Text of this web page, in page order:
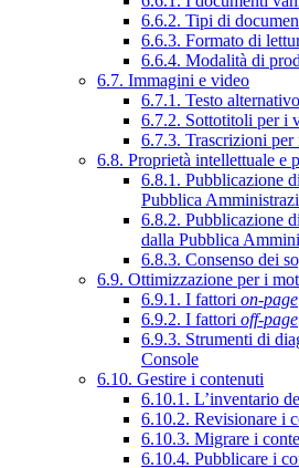
6.6.2. Tipi di
6.6.3. Formato di
6.6.4. Modalità di
6.7. Immagini e video
6.7.1. Testo
6.7.2. Sottotitoli per i
6.7.3. Trascrizioni per
6.8. Proprietà intellettuale e
6.8.1. Pubblicazione
Pubblica
6.8.2. Pubblicazione
dalla Pubblica
6.8.3. Consenso dei
6.9. Ottimizzazione per i
6.9.1. I fattori on-page
6.9.2. I fattori off-page
6.9.3. Strumenti di
Console
6.10. Gestire i contenuti
6.10.1. L’inventario
6.10.2. Revisionare i
6.10.3. Migrare i
6.10.4. Pubblicare i